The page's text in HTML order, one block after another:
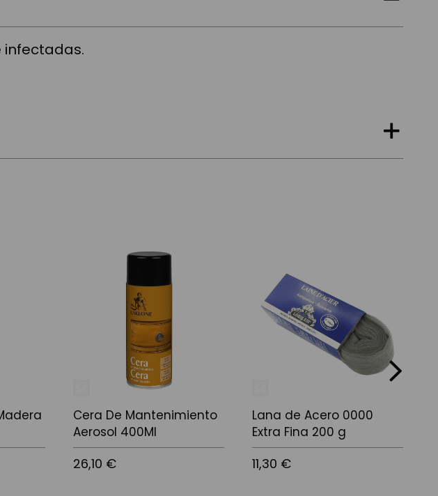
infectadas.
Cera De Mantenimiento
Aerosol 400Ml
26,10 €
Lana de Acero 0000
Extra Fina 200 g
11,30 €